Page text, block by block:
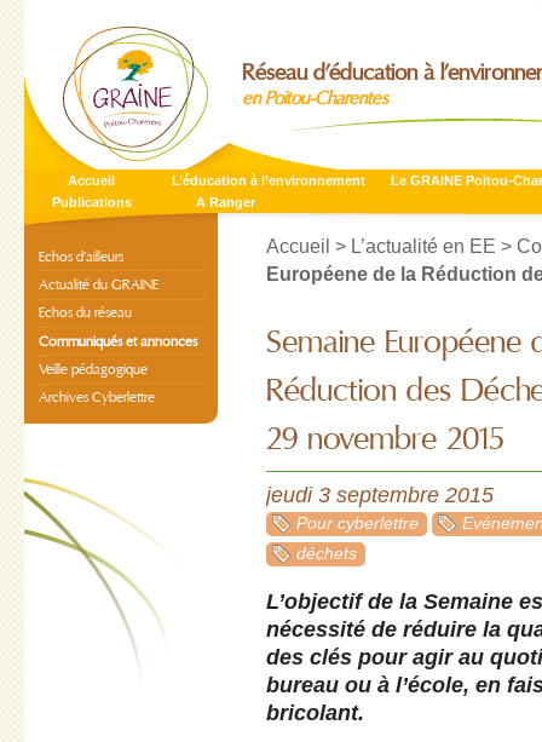
Réseau d’éducation à
en Poitou-Charentes
Accueil L’éducation à l’environnement
Le GRAINE Poitou-
Publications
A Ranger
Accueil > L’actualité en EE >
Européene de la Réduction
Semaine Européene
Réduction des
29 novembre 2015
jeudi 3 septembre 2015
Pour cyberlettre
déchets
L’objectif de la Semaine
nécessité de réduire la
des clés pour agir au
bureau ou à l’école, en
bricolant.
Echos d’ailleurs
Actualité du GRAINE
Echos du réseau
Communiqués et annonces
Veille pédagogique
Archives Cyberlettre